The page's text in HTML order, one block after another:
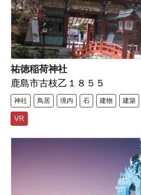
祐徳稲荷神社
鹿島市古枝乙１８５５
神社 鳥居 境内 石 建物 建築
VR